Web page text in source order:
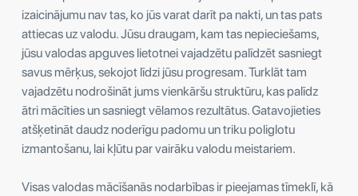
izaicinājumu nav tas, ko jūs varat darīt pa nakti, un tas pats
attiecas uz valodu. Jūsu draugam, kam tas nepieciešams,
jūsu valodas apguves lietotnei vajadzētu palīdzēt sasniegt
savus mērķus, sekojot līdzi jūsu progresam. Turklāt tam
vajadzētu nodrošināt jums vienkāršu struktūru, kas palīdz
ātri mācīties un sasniegt vēlamos rezultātus. Gatavojieties
atšķetināt daudz noderīgu padomu un triku poliglotu
izmantošanu, lai kļūtu par vairāku valodu meistariem.
Visas valodas mācīšanās nodarbības ir pieejamas tīmeklī, kā